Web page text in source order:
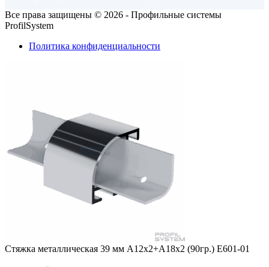
Все права защищены © 2026 - Профильные системы
ProfilSystem
Политика конфиденциальности
Стяжка металлическая 39 мм А12х2+А18х2 (90гр.) Е601-01